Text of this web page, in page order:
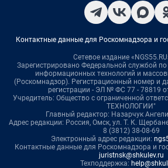
Контактные данные для Роскомнадзора и
Сетевое издание
Зарегистрировано Федеральной службой по
информационных технологий и
(Роскомнадзор). Регистрационный номер и
регистрации - ЭЛ № ФС 77 - 78819
Учредитель: Общество с ограниченной
ТЕХНОЛОГИИ"
Главный редактор: Назарчук
Адрес редакции: Россия, Омск, ул. Т. К.
8 (3812) 38-08-69
Электронный адрес редакции:
Контактные данные для Роскомнадзора и
juristnsk@shkulev.ru
Техподдержка: